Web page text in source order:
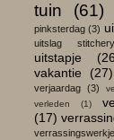
tuin (61)
pinksterdag (3)
uitslag
uitstapje
vakantie (27)
verjaardag (3)
verleden
(1)
(17)
verrassingswerkje